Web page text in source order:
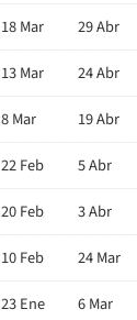
18 Mar 29 Abr
13 Mar 24 Abr
8 Mar 19 Abr
22 Feb 5 Abr
20 Feb 3 Abr
10 Feb 24 Mar
23 Ene 6 Mar